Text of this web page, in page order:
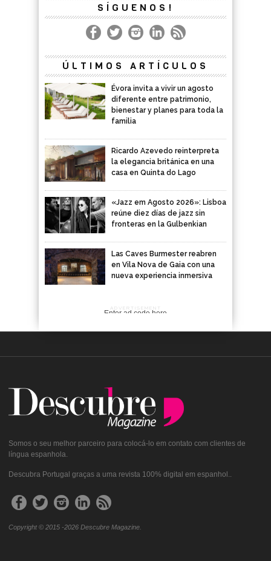
SÍGUENOS!
ÚLTIMOS ARTÍCULOS
Évora invita a vivir un agosto
diferente entre patrimonio,
bienestar y planes para toda la
familia
Ricardo Azevedo reinterpreta
la elegancia británica en una
casa en Quinta do Lago
«Jazz em Agosto 2026»: Lisboa
reúne diez días de jazz sin
fronteras en la Gulbenkian
Las Caves Burmester reabren
en Vila Nova de Gaia con una
nueva experiencia inmersiva
ADVERTISEMENT
Enter ad code here
Somos o seu melhor parceiro para colocá-lo em contato com clientes de
língua espanhola.
Descubra Portugal graças a uma revista 100% digital em espanhol..
Copyright © 2015 -2026 Descubre Magazine.